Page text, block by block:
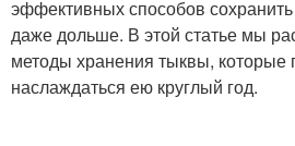
Тыква для
долгосрочного
хранения
эффективных способов
даже дольше. В этой статье мы
методы хранения тыквы, которые
наслаждаться ею круглый год.